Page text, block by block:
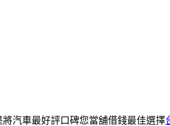
將汽車最好評口碑您當舖借錢最佳選擇